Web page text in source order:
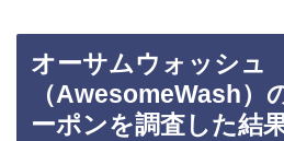
オーサムウォッシュ
（AwesomeWash）
ーポンを調査した結